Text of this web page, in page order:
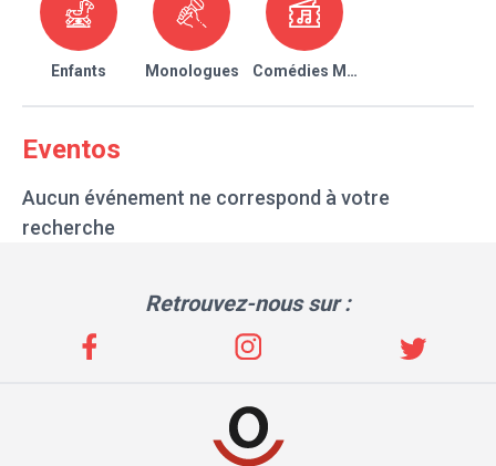
Enfants Monologues Comédies Musicales
Eventos
Aucun événement ne correspond à votre
recherche
Retrouvez-nous sur :